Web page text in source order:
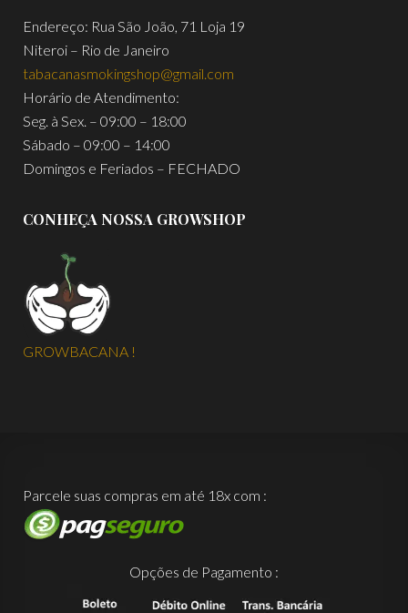
Endereço: Rua São João, 71 Loja 19
Niteroi – Rio de Janeiro
tabacanasmokingshop@gmail.com
Horário de Atendimento:
Seg. à Sex. – 09:00 – 18:00
Sábado – 09:00 – 14:00
Domingos e Feriados – FECHADO
CONHEÇA NOSSA GROWSHOP
GROWBACANA !
Parcele suas compras em até 18x com :
Opções de Pagamento :